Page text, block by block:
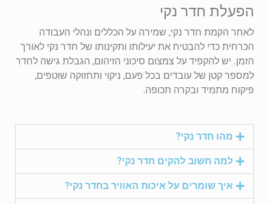
הפעלת חדר נקי
לאחר הקמת חדר נקי, שמירה על הכללים ונהלי העבודה
הכרחית כדי להבטיח את יעילותו ותקינותו של חדר נקי לאורך
הזמן. יש להקפיד על צמצום סיכוני הזיהום, הגבלת גישה לחדר
למספר קטן של עובדים בכל פעם, ניקוי ותחזוקה שוטפים,
פיקוח מתמיד ובקרה תכופה.
מהו חדר נקי?
למה חשוב להקים חדר נקי?
איך שומרים על איכות האוויר בחדר נקי?